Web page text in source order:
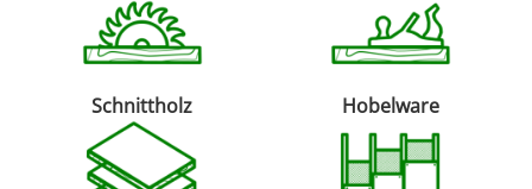
Schnittholz Hobelware